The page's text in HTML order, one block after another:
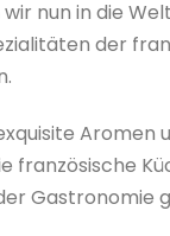
nun in die
der
Aromen
französische
Gastronomie